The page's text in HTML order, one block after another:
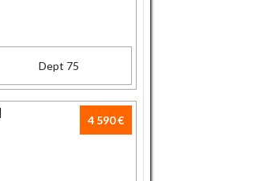
Dept 75
4 590 €